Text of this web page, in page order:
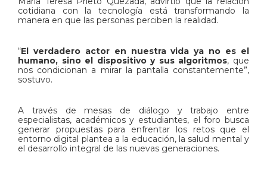
cotidiana con la tecnología está transformando la
manera en que las personas perciben la realidad.
“El verdadero actor en nuestra vida ya no es el
humano, sino el dispositivo y sus algoritmos, que
nos condicionan a mirar la pantalla constantemente”,
sostuvo.
A través de mesas de diálogo y trabajo entre
especialistas, académicos y estudiantes, el foro busca
generar propuestas para enfrentar los retos que el
entorno digital plantea a la educación, la salud mental y
el desarrollo integral de las nuevas generaciones.